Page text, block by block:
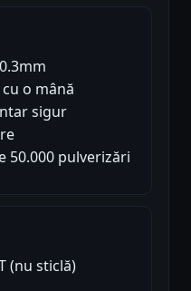
o mână
sigur
50.000 pulverizări
(nu sticlă)